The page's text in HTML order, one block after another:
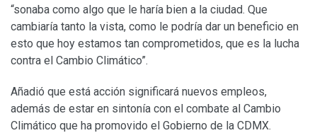
“sonaba como algo que le haría bien a la ciudad. Que
cambiaría tanto la vista, como le podría dar un beneficio en
esto que hoy estamos tan comprometidos, que es la lucha
contra el Cambio Climático”.
Añadió que está acción significará nuevos empleos,
además de estar en sintonía con el combate al Cambio
Climático que ha promovido el Gobierno de la CDMX.